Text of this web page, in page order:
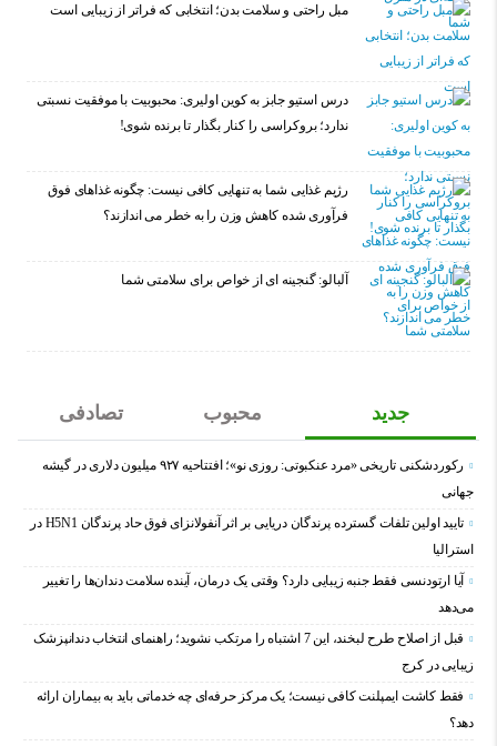
مبل راحتی و سلامت بدن؛ انتخابی که فراتر از زیبایی است
درس استیو جابز به کوین اولیری: محبوبیت با موفقیت نسبتی
ندارد؛ بروکراسی را کنار بگذار تا برنده شوی!
رژیم غذایی شما به تنهایی کافی نیست: چگونه غذاهای فوق
فرآوری شده کاهش وزن را به خطر می اندازند؟
آلبالو: گنجینه ای از خواص برای سلامتی شما
جدید محبوب تصادفی
رکوردشکنی تاریخی «مرد عنکبوتی: روزی نو»؛ افتتاحیه ۹۲۷ میلیون دلاری در گیشه
جهانی
تایید اولین تلفات گسترده پرندگان دریایی بر اثر آنفولانزای فوق حاد پرندگان H5N1 در
استرالیا
آیا ارتودنسی فقط جنبه زیبایی دارد؟ وقتی یک درمان، آینده سلامت دندان‌ها را تغییر
می‌دهد
قبل از اصلاح طرح لبخند، این 7 اشتباه را مرتکب نشوید؛ راهنمای انتخاب دندانپزشک
زیبایی در کرج
فقط کاشت ایمپلنت کافی نیست؛ یک مرکز حرفه‌ای چه خدماتی باید به بیماران ارائه
دهد؟